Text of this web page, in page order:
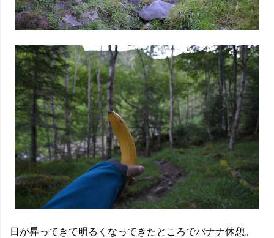
日が昇ってきて明るくなってきたところでバナナ休憩。